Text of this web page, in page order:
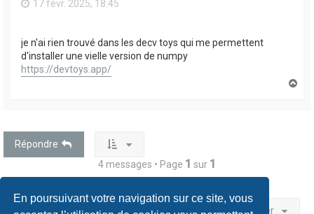
En poursuivant votre navigation sur ce site, vous
17 févr. 2025, 18:45
je n'ai rien trouvé dans les decv toys qui me permettent
d'installer une vielle version de numpy
https://devtoys.app/
Répondre
4 messages • Page 1 sur 1
Aller